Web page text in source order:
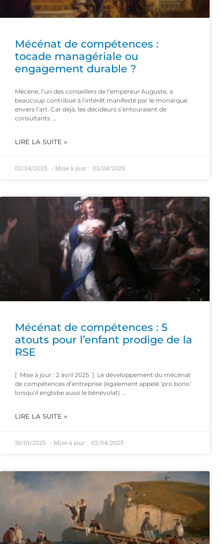
Mécénat de compétences :
tocade managériale ou
engagement durable ?
Mécène, l’un des conseillers de l’empereur Auguste, a
beaucoup contribué à l’intérêt manifesté par le monarque
envers l’art. Car déjà, les décideurs s’entouraient de
consultants
LIRE LA SUITE »
02/04/2025 02/04/2025
Mécénat de compétences : 5
atouts pour l’enfant prodige de la
RSE
[ Mise à jour : 2 avril 2025 ] Le développement du mécénat
de compétences d’entreprise (également appelé ‘pro bono’
lorsqu’il englobe aussi le bénévolat)
LIRE LA SUITE »
30/01/2025 02/04/2025